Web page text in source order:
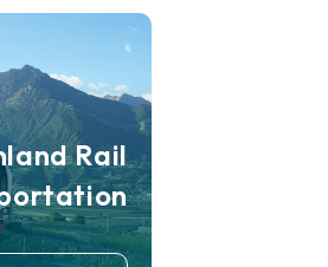
Rail